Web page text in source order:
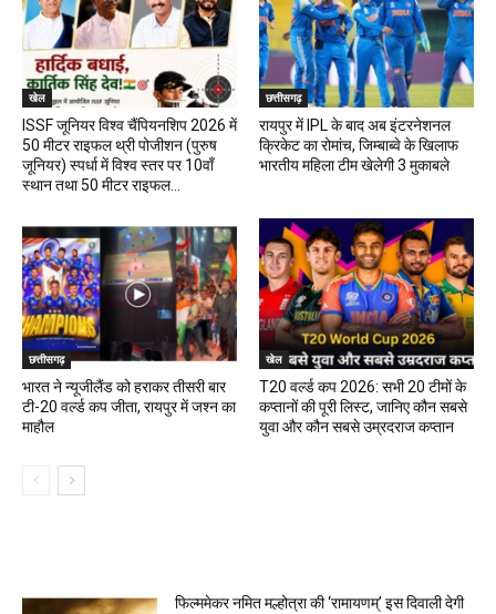
खेल
ISSF जूनियर विश्व चैंपियनशिप 2026 में
50 मीटर राइफल थ्री पोजीशन (पुरुष
जूनियर) स्पर्धा में विश्व स्तर पर 10वाँ
स्थान तथा 50 मीटर राइफल...
छत्तीसगढ़
रायपुर में IPL के बाद अब इंटरनेशनल
क्रिकेट का रोमांच, जिम्बाब्वे के खिलाफ
भारतीय महिला टीम खेलेगी 3 मुकाबले
छत्तीसगढ़
भारत ने न्यूजीलैंड को हराकर तीसरी बार
टी-20 वर्ल्ड कप जीता, रायपुर में जश्न का
माहौल
खेल
T20 वर्ल्ड कप 2026: सभी 20 टीमों के
कप्तानों की पूरी लिस्ट, जानिए कौन सबसे
युवा और कौन सबसे उम्रदराज कप्तान
फिल्ममेकर नमित मल्होत्रा की ‘रामायणम्’ इस दिवाली देगी